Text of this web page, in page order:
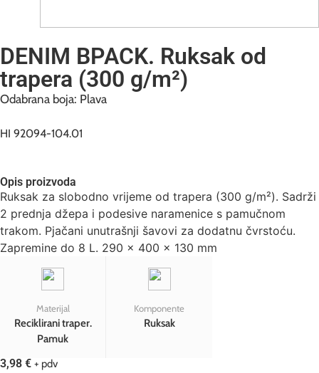
DENIM BPACK. Ruksak od
trapera (300 g/m²)
Odabrana boja: Plava
HI 92094-104.01
Opis proizvoda
Ruksak za slobodno vrijeme od trapera (300 g/m²). Sadrži
2 prednja džepa i podesive naramenice s pamučnom
trakom. Pjačani unutrašnji šavovi za dodatnu čvrstoću.
Zapremine do 8 L. 290 x 400 x 130 mm
Materijal
Reciklirani traper.
Pamuk
Komponente
Ruksak
3,98 € + pdv